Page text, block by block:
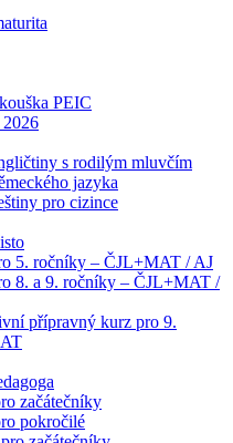
PEIC
s rodilým mluvčím
jazyka
pro cizince
5. ročníky – ČJL+MAT / AJ
8. a 9. ročníky – ČJL+MAT /
přípravný kurz pro 9.
začátečníky
pokročilé